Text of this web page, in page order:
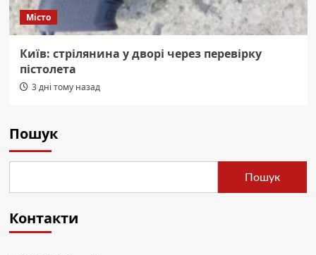
Місто
Київ: стрілянина у дворі через перевірку
пістолета
3 дні тому назад
Пошук
Пошук
Контакти